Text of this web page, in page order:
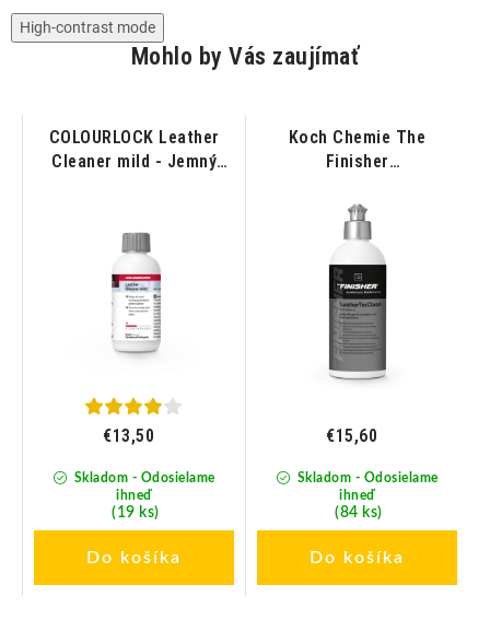
High-contrast mode
Mohlo by Vás zaujímať
COLOURLOCK Leather
Cleaner mild - Jemný
Skladom - Odosielame
ihneď
(19 ks)
€13,50
Do košíka
Koch Chemie The
Finisher
kože a textílie 500ml
Skladom - Odosielame
ihneď
(84 ks)
€15,60
Do košíka